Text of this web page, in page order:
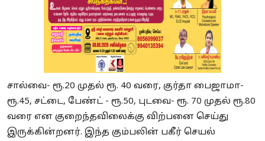
சால்வை- ரூ.20 முதல் ரூ. 40 வரை, குர்தா பைஜாமா-
ரூ.45, சட்டை, பேண்ட் - ரூ.50, புடவை- ரூ. 70 முதல் ரூ.80
வரை என குறைந்தவிலைக்கு விற்பனை செய்து
இருக்கின்றனர். இந்த கும்பலின் பகீர் செயல்